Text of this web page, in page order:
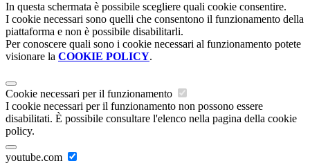
In questa schermata è possibile scegliere quali cookie consentire.
I cookie necessari sono quelli che consentono il funzionamento della
piattaforma e non è possibile disabilitarli.
Per conoscere quali sono i cookie necessari al funzionamento potete
visionare la COOKIE POLICY.
Cookie necessari per il funzionamento
I cookie necessari per il funzionamento non possono essere
disabilitati. È possibile consultare l'elenco nella pagina della cookie
policy.
youtube.com